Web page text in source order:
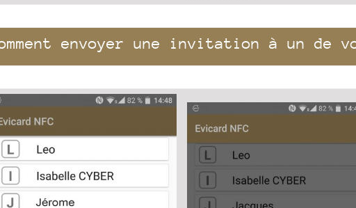
envoyer une invitation à un de